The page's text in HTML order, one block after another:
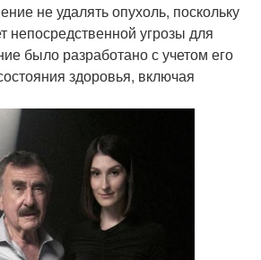
не удалять опухоль, поскольку
непосредственной угрозы для
было разработано с учетом его
здоровья, включая